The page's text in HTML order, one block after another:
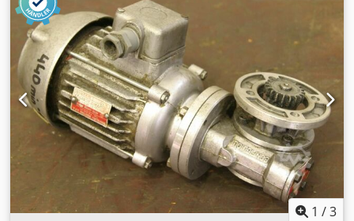
Schutzart: IP 44 -Anzahl: 1x Motoren vorhanden -Preis: pro
Stück -Abmessungen: 400/198/H200 mm -Gewicht: 16,3 kg
Cjdpfx Aleci Dk Ujcjha
1 /3